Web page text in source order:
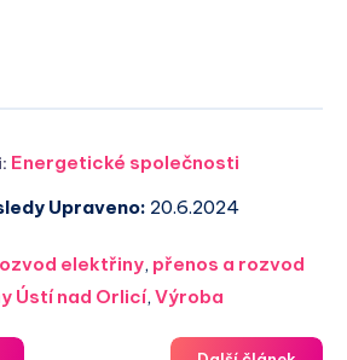
Energetické společnosti
Upraveno: 20.6.2024
elektřiny, přenos a rozvod
Ústí nad Orlicí, Výroba